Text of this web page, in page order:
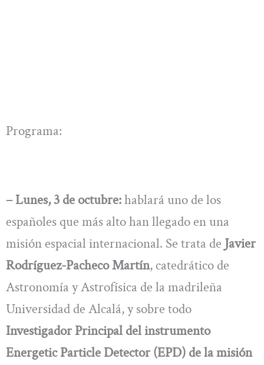
Programa:
– Lunes, 3 de octubre:hablará uno de los
españoles que más alto han llegado en una
misión espacial internacional. Se trata de Javier
Rodríguez-Pacheco Martín, catedrático de
Astronomía y Astrofísica de la madrileña
Universidad de Alcalá, y sobre todo
Investigador Principal del instrumento
Energetic Particle Detector (EPD) de la misión